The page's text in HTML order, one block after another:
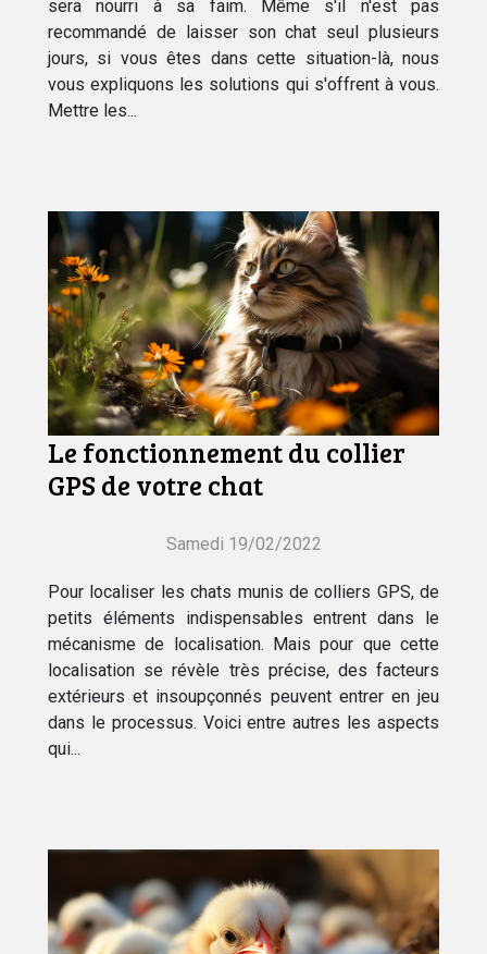
sera nourri à sa faim. Même s'il n'est pas
recommandé de laisser son chat seul plusieurs
jours, si vous êtes dans cette situation-là, nous
vous expliquons les solutions qui s'offrent à vous.
Mettre les...
Le fonctionnement du collier
GPS de votre chat
Samedi 19/02/2022
Pour localiser les chats munis de colliers GPS, de
petits éléments indispensables entrent dans le
mécanisme de localisation. Mais pour que cette
localisation se révèle très précise, des facteurs
extérieurs et insoupçonnés peuvent entrer en jeu
dans le processus. Voici entre autres les aspects
qui...